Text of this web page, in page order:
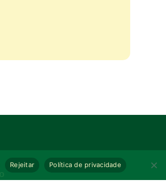
Rejeitar Política de privacidade